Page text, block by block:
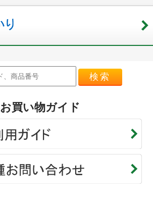
検索
お買い物ガイド